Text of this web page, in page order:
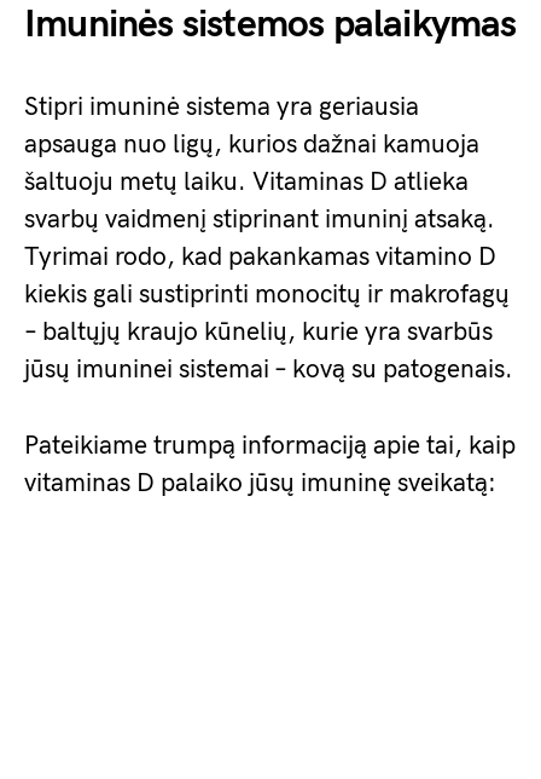
Imuninės sistemos palaikymas
Stipri imuninė sistema yra geriausia
apsauga nuo ligų, kurios dažnai kamuoja
šaltuoju metų laiku. Vitaminas D atlieka
svarbų vaidmenį stiprinant imuninį atsaką.
Tyrimai rodo, kad pakankamas vitamino D
kiekis gali sustiprinti monocitų ir makrofagų
– baltųjų kraujo kūnelių, kurie yra svarbūs
jūsų imuninei sistemai – kovą su patogenais.
Pateikiame trumpą informaciją apie tai, kaip
vitaminas D palaiko jūsų imuninę sveikatą: